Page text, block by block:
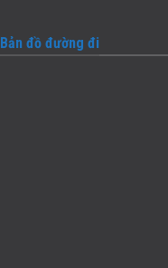
Bản đồ đường đi